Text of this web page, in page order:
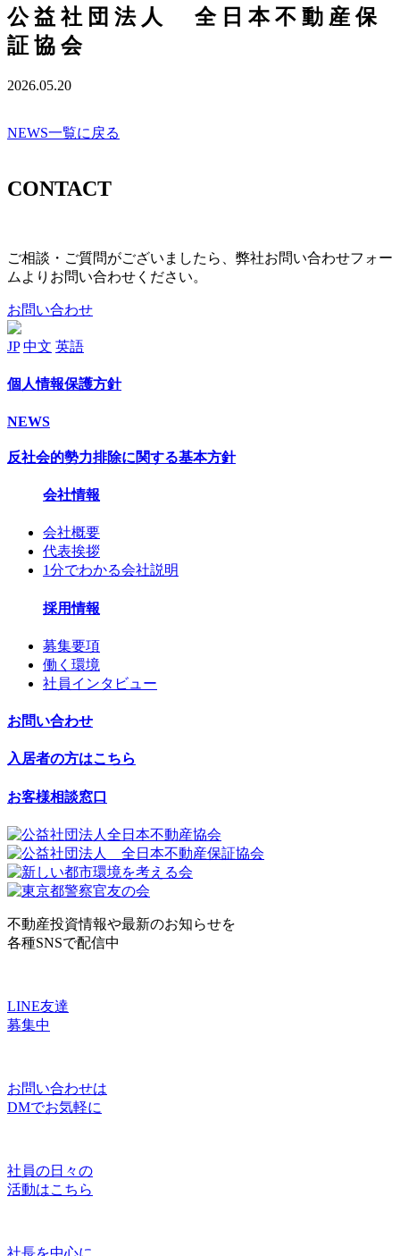
公 益 社 団 法 人 全 日 本 不 動 産 保
証 協 会
2026.05.20
NEWS一覧に戻る
CONTACT
ご相談・ご質問がございましたら、弊社お問い合わせフォー
ムよりお問い合わせください。
お問い合わせ
JP 中文 英語
個⼈情報保護⽅針
NEWS
反社会的勢力排除に関する基本方針
会社情報
会社概要
代表挨拶
1分でわかる会社説明
採⽤情報
募集要項
働く環境
社員インタビュー
お問い合わせ
⼊居者の⽅はこちら
お客様相談窓口
不動産投資情報や最新のお知らせを
各種SNSで配信中
LINE友達
募集中
お問い合わせは
DMでお気軽に
社員の日々の
活動はこちら
社長を中心に